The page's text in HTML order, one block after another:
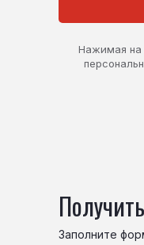
Нажимая на
Заполните